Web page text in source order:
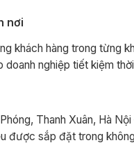
nơi
khách hàng trong từng
nghiệp tiết kiệm
Thanh Xuân, Hà
sắp đặt trong